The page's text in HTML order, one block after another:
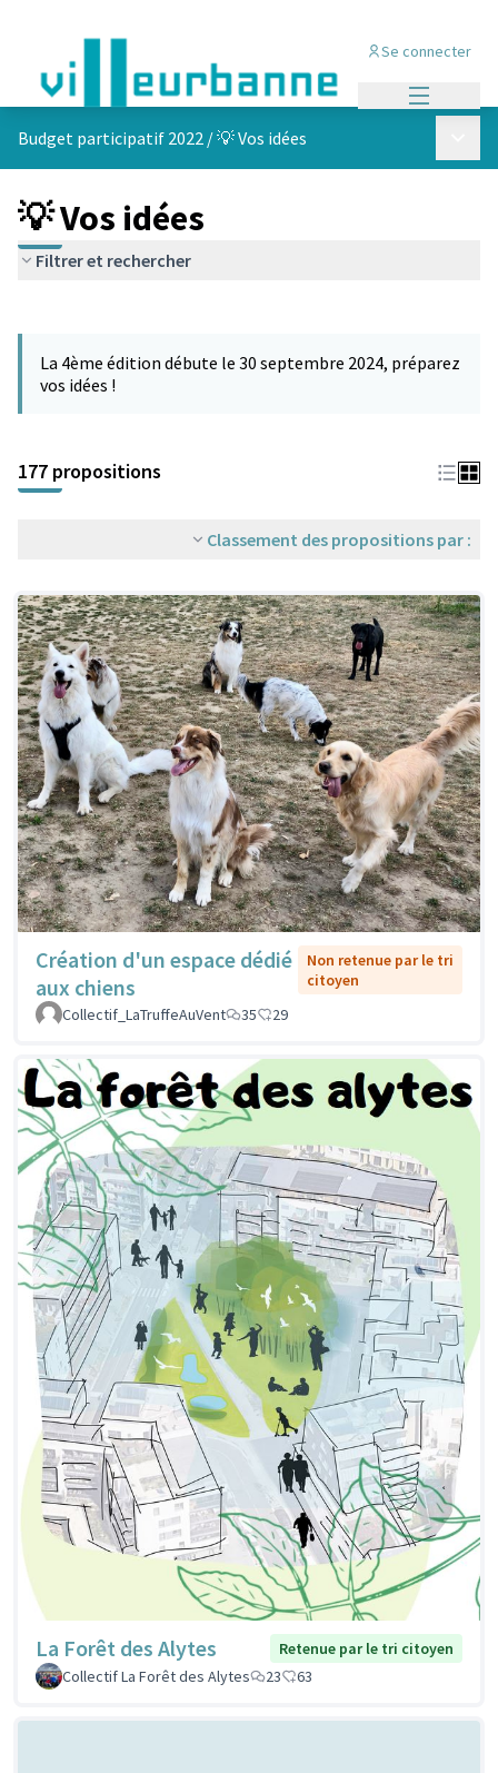
Se connecter
Budget participatif 2022 /💡 Vos idées
💡 Vos idées
Filtrer et rechercher
−
La 4ème édition débute le 30 septembre 2024, préparez
vos idées !
177 propositions
Classement des propositions par :
Création d'un espace dédié
aux chiens
Non retenue par le tri
citoyen
Collectif_LaTruffeAuVent
35 29
La Forêt des Alytes
Retenue par le tri citoyen
Collectif La Forêt des Alytes
23 63